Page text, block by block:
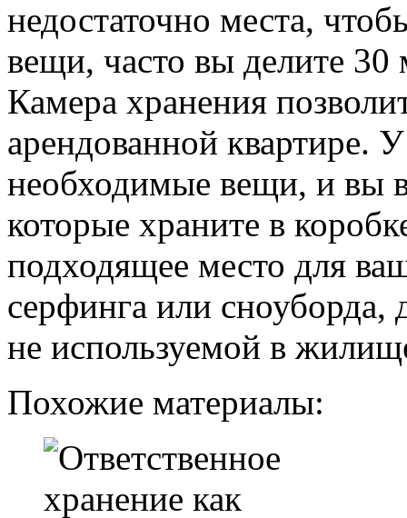
недостаточно места,
вещи, часто вы делите
Камера хранения
арендованной квартире.
необходимые вещи, и вы
которые храните в
подходящее место для
серфинга или сноуборда,
не используемой в
Похожие материалы: